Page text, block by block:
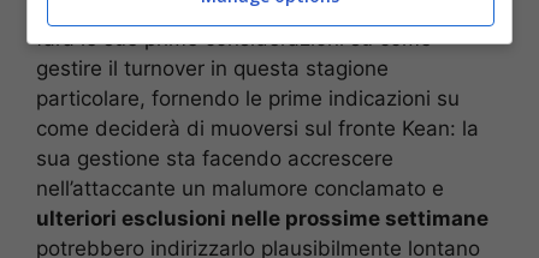
Con l’arrivo di 3 partite in una settimana, Allegri
farà le sue prime considerazioni su come
gestire il turnover in questa stagione
particolare, fornendo le prime indicazioni su
come deciderà di muoversi sul fronte Kean: la
sua gestione sta facendo accrescere
nell’attaccante un malumore conclamato e
ulteriori esclusioni nelle prossime settimane
potrebbero indirizzarlo plausibilmente lontano